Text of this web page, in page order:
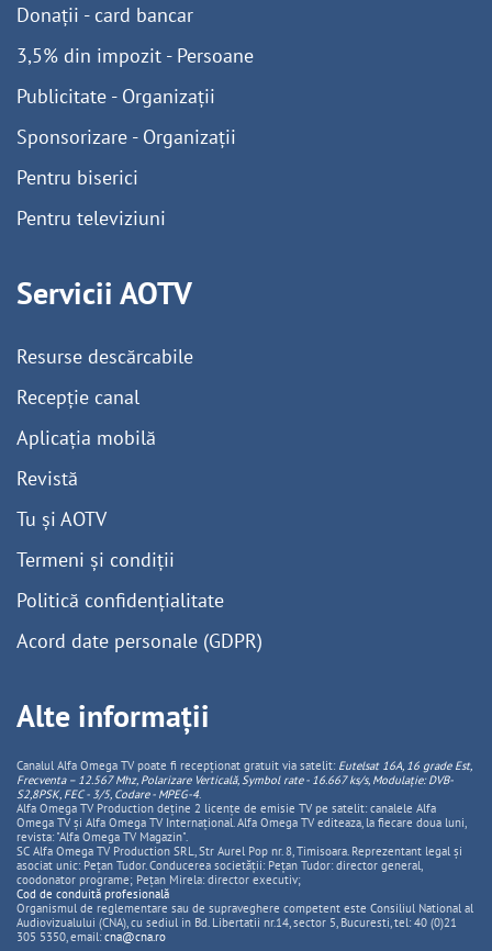
Donații - card bancar
3,5% din impozit - Persoane
Publicitate - Organizații
Sponsorizare - Organizații
Pentru biserici
Pentru televiziuni
Servicii AOTV
Resurse descărcabile
Recepție canal
Aplicația mobilă
Revistă
Tu și AOTV
Termeni și condiții
Politică confidențialitate
Acord date personale (GDPR)
Alte informații
Canalul Alfa Omega TV poate fi recepționat gratuit via satelit: Eutelsat 16A, 16 grade Est,
Frecventa – 12.567 Mhz, PolarizareVerticală, Symbol rate - 16.667 ks/s, Modulație: DVB-
S2,8PSK, FEC - 3/5, Codare - MPEG-4.
Alfa Omega TV Production deține 2 licențe de emisie TV pe satelit: canalele Alfa
Omega TV și Alfa Omega TV Internațional. Alfa Omega TV editeaza, la fiecare doua luni,
revista: "Alfa Omega TV Magazin".
SC Alfa Omega TV Production SRL, Str Aurel Pop nr. 8, Timisoara. Reprezentant legal și
asociat unic: Pețan Tudor. Conducerea societății: Pețan Tudor: director general,
coodonator programe; Pețan Mirela: director executiv;
Cod de conduită profesională
Organismul de reglementare sau de supraveghere competent este Consiliul National al
Audiovizualului (CNA), cu sediul in Bd. Libertatii nr.14, sector 5, Bucuresti, tel: 40 (0)21
305 5350, email: cna@cna.ro